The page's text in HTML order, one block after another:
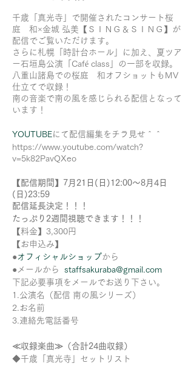
千歳「真光寺」で開催されたコンサート桜
庭 和×金城 弘美【ＳＩＮＧ＆ＳＩＮＧ】が
配信でご覧いただけます。
さらに札幌「時計台ホール」に加え、夏ツア
ー石垣島公演「Café class」の一部を収録。
八重山諸島での桜庭 和オフショットもMV
仕立てで収録！
南の音楽で南の風を感じられる配信となって
います！
YOUTUBEにて配信編集をチラ見せ＾＾
https://www.youtube.com/watch?
v=5k82PavQXeo
【配信期間】7月21日(日)12:00～8月4日
(日)23:59
配信延長決定！！！
たっぷり2週間視聴できます！！！
【料金】3,300円
【お申込み】
● オフィシャルショップから
●メールから staffsakuraba@gmail.com
下記必要事項をメールでお送り下さい。
1.公演名（配信 南の風シリーズ）
2.お名前
3.連絡先電話番号
≪収録楽曲≫（合計24曲収録）
◆千歳「真光寺」セットリスト